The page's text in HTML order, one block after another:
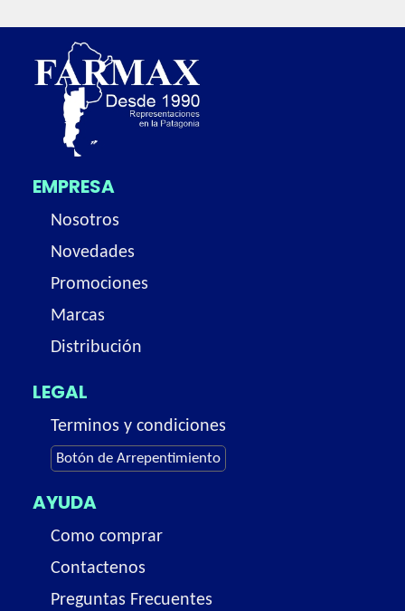
EMPRESA
Nosotros
Novedades
Promociones
Marcas
Distribución
LEGAL
Terminos y condiciones
Botón de Arrepentimiento
AYUDA
Como comprar
Contactenos
Preguntas Frecuentes